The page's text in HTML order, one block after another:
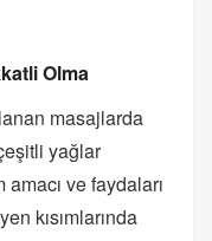
Olma
masajlarda
yağlar
ve faydaları
kısımlarında